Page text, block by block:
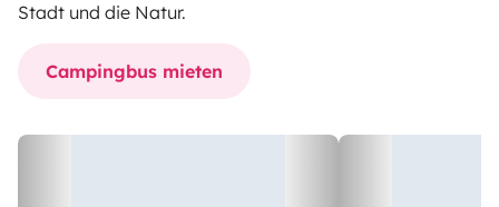
Stadt und die Natur.
Campingbus mieten